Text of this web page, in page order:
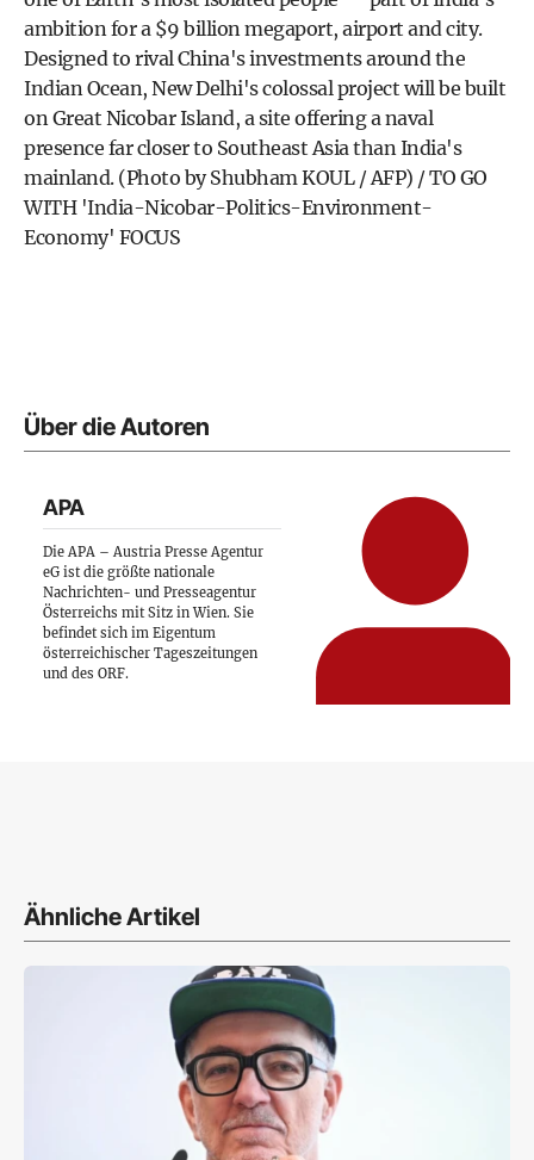
ambition for a $9 billion megaport, airport and city.
Designed to rival China's investments around the
Indian Ocean, New Delhi's colossal project will be built
on Great Nicobar Island, a site offering a naval
presence far closer to Southeast Asia than India's
mainland. (Photo by Shubham KOUL / AFP) / TO GO
WITH 'India-Nicobar-Politics-Environment-
Economy' FOCUS
Über die Autoren
APA
Die APA – Austria Presse Agentur
eG ist die größte nationale
Nachrichten- und Presseagentur
Österreichs mit Sitz in Wien. Sie
befindet sich im Eigentum
österreichischer Tageszeitungen
und des ORF.
Ähnliche Artikel